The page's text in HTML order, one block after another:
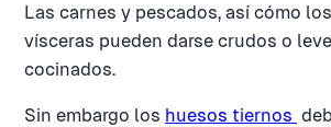
Las carnes y pescados, así cómo
vísceras pueden darse crudos o
cocinados.
Sin embargo los huesos tiernos